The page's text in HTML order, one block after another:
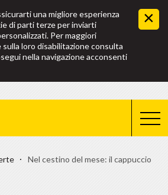
una migliore esperienza
di parti terze per inviarti
Per maggiori
loro disabilitazione consulta
nella navigazione acconsenti
Nel cestino del mese: il cappuccio